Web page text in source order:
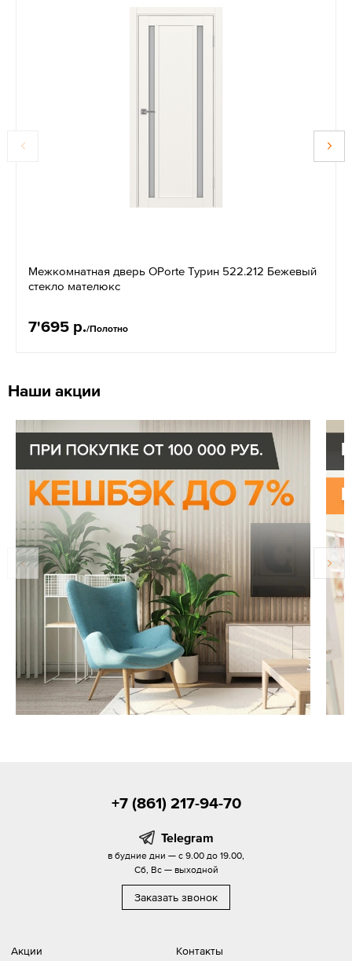
Межкомнатная дверь OPorte Турин 522.212 Бежевый
стекло мателюкс
7'695 р./Полотно
Наши акции
Акции Контакты
+7 (861) 217-94-70
Telegram
в будние дни — с 9.00 до 19.00,
Сб, Вс — выходной
Заказать звонок